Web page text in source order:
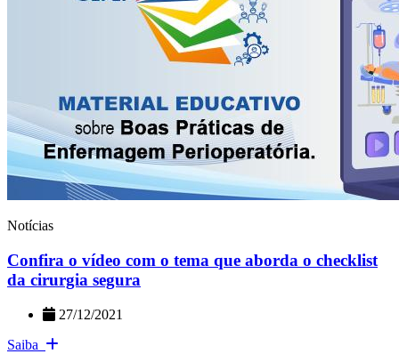
Notícias
Confira o vídeo com o tema que aborda o checklist
da cirurgia segura
27/12/2021
Saiba